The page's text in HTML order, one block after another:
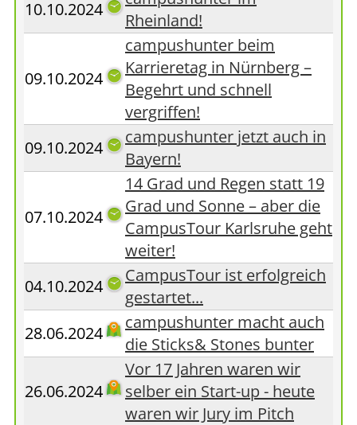
10.10.2024
Rheinland!
09.10.2024
campushunter beim
Karrieretag in Nürnberg –
Begehrt und schnell
vergriffen!
09.10.2024
campushunter jetzt auch in
Bayern!
07.10.2024
14 Grad und Regen statt 19
Grad und Sonne – aber die
CampusTour Karlsruhe geht
weiter!
04.10.2024
CampusTour ist erfolgreich
gestartet...
28.06.2024
campushunter macht auch
die Sticks& Stones bunter
26.06.2024
Vor 17 Jahren waren wir
selber ein Start-up - heute
waren wir Jury im Pitch